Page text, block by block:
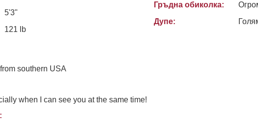
5'3"
121 lb
Гръдна обиколка:
Дупе:
southern USA
when I can see you at the same time!